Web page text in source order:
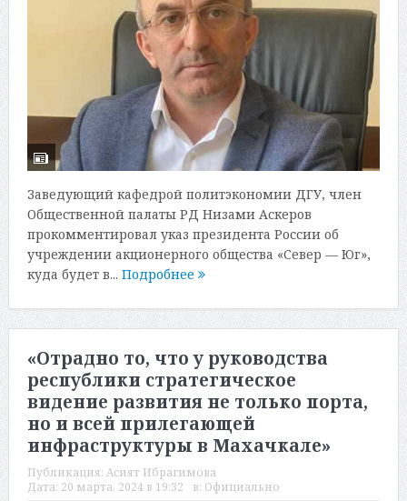
Заведующий кафедрой политэкономии ДГУ, член
Общественной палаты РД Низами Аскеров
прокомментировал указ президента России об
учреждении акционерного общества «Север — Юг»,
куда будет в... Подробнее
«Отрадно то, что у руководства
республики стратегическое
видение развития не только порта,
но и всей прилегающей
инфраструктуры в Махачкале»
Публикация: Асият Ибрагимова
Дата: 20 марта, 2024 в 19:32 в: Официально